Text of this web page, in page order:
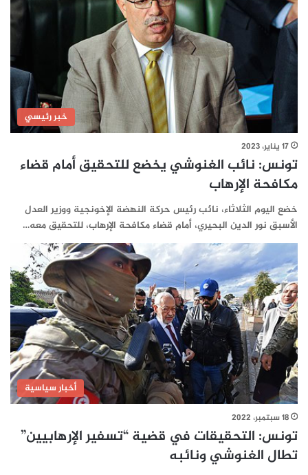
خبر رئيسي
17 يناير، 2023
تونس: نائب الغنوشي يخضع للتحقيق أمام قضاء
مكافحة الإرهاب
خضع اليوم الثلاثاء، نائب رئيس حركة النهضة الإخونجية ووزير العدل
الأسبق نور الدين البحيري، أمام قضاء مكافحة الإرهاب، للتحقيق معه…
أخبار سياسية
18 سبتمبر، 2022
تونس: التحقيقات في قضية “تسفير الإرهابيين”
تطال الغنوشي ونائبه